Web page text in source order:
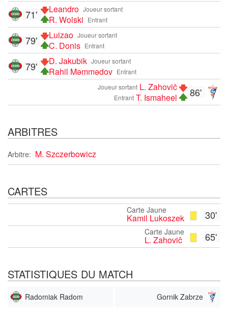
Joueur sortant
Leandro
Entrant
R. Wolski
71'
Joueur sortant
Luizao
Entrant
C. Donis
79'
Joueur sortant
D. Jakubik
Entrant
Rahil Məmmədov
79'
86'
Joueur sortant L. Zahovič
Entrant T. Ismaheel
ARBITRES
Arbitre: M. Szczerbowicz
CARTES
30'
Carte Jaune
Kamil Lukoszek
65'
Carte Jaune
L. Zahovič
STATISTIQUES DU MATCH
Radomiak Radom Gornik Zabrze